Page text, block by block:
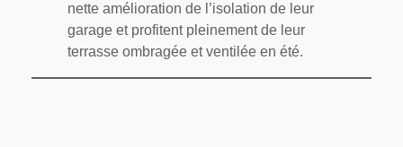
nette amélioration de l’isolation de leur
garage et profitent pleinement de leur
terrasse ombragée et ventilée en été.